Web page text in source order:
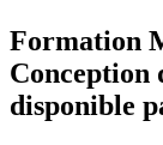
Formation
Conception
disponible